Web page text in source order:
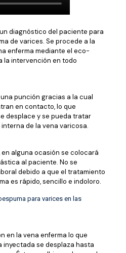
diagnóstico del paciente para
de varices. Se procede a la
enferma mediante el eco-
la intervención en todo
punción gracias a la cual
en contacto, lo que
desplace y se pueda tratar
de la vena varicosa.
alguna ocasión se colocará
al paciente. No se
debido a que el tratamiento
es rápido, sencillo e indoloro.
para varices en las
en la vena enferma lo que
inyectada se desplaza hasta